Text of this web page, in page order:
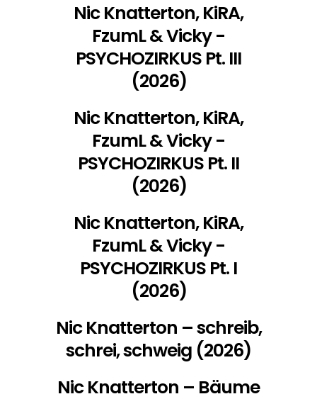
Nic Knatterton, KiRA,
FzumL & Vicky -
PSYCHOZIRKUS Pt. III
(2026)
Nic Knatterton, KiRA,
FzumL & Vicky -
PSYCHOZIRKUS Pt. II
(2026)
Nic Knatterton, KiRA,
FzumL & Vicky -
PSYCHOZIRKUS Pt. I
(2026)
Nic Knatterton – schreib,
schrei, schweig (2026)
Nic Knatterton – Bäume